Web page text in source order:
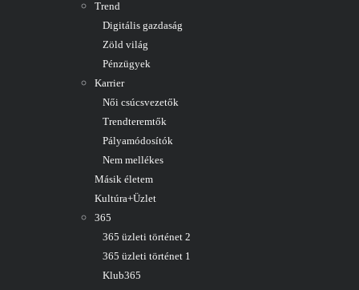
Trend
Digitális gazdaság
Zöld világ
Pénzügyek
Karrier
Női csúcsvezetők
Trendteremtők
Pályamódosítók
Nem mellékes
Másik életem
Kultúra+Üzlet
365
365 üzleti történet 2
365 üzleti történet 1
Klub365